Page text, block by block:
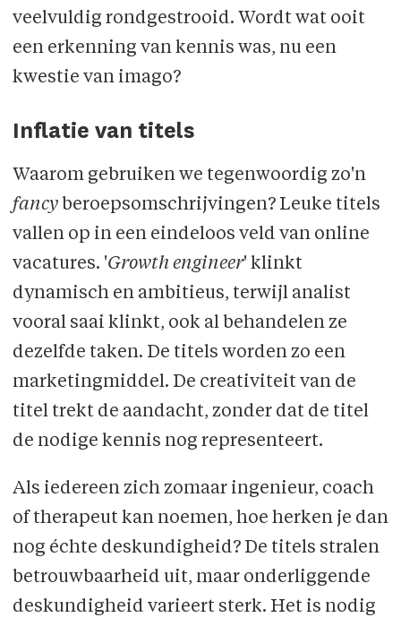
veelvuldig rondgestrooid. Wordt wat ooit
een erkenning van kennis was, nu een
kwestie van imago?
Inflatie van titels
Waarom gebruiken we tegenwoordig zo'n
fancyberoepsomschrijvingen? Leuke titels
vallen op in een eindeloos veld van online
vacatures. 'Growth engineer' klinkt
dynamisch en ambitieus, terwijl analist
vooral saai klinkt, ook al behandelen ze
dezelfde taken. De titels worden zo een
marketingmiddel. De creativiteit van de
titel trekt de aandacht, zonder dat de titel
de nodige kennis nog representeert.
Als iedereen zich zomaar ingenieur, coach
of therapeut kan noemen, hoe herken je dan
nog échte deskundigheid? De titels stralen
betrouwbaarheid uit, maar onderliggende
deskundigheid varieert sterk. Het is nodig